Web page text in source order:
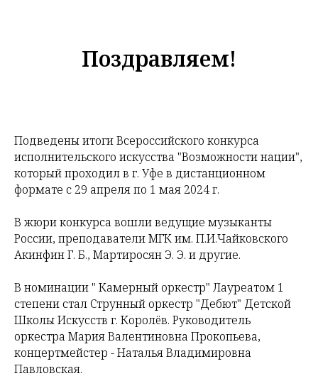
Поздравляем!
Подведены итоги Всероссийского конкурса
исполнительского искусства "Возможности нации",
который проходил в г. Уфе в дистанционном
формате с 29 апреля по 1 мая 2024 г.
В жюри конкурса вошли ведущие музыканты
России, преподаватели МГК им. П.И.Чайковского
Акинфин Г. Б., Мартиросян Э. Э. и другие.
В номинации " Камерный оркестр" Лауреатом 1
степени стал Струнный оркестр "Дебют" Детской
Школы Искусств г. Королëв. Руководитель
оркестра Мария Валентиновна Прокопьева,
концертмейстер - Наталья Владимировна
Павловская.